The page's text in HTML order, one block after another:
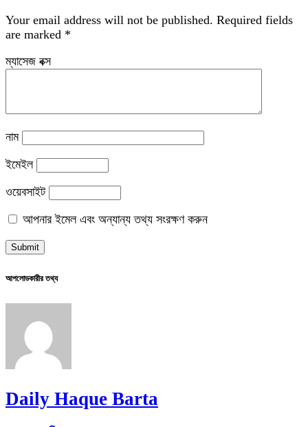
Your email address will not be published. Required fields
are marked *
ম্যাসেজ বক্স
নাম
ইমেইল
ওয়েবসাইট
আপনার ইমেল এবং অন্যান্য তথ্য সংরক্ষণ করুন
আপলোডকারীর তথ্য
Daily Haque Barta